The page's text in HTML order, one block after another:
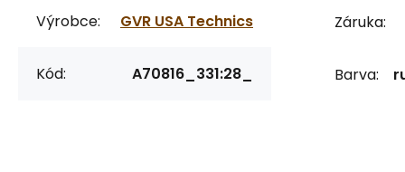
Výrobce: GVR USA Technics
Kód: A70816_331:28_
Záruka:
Barva: